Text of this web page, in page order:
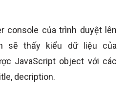
console của trình duyệt lên
sẽ thấy kiểu dữ liệu của
JavaScript object với các
decription.